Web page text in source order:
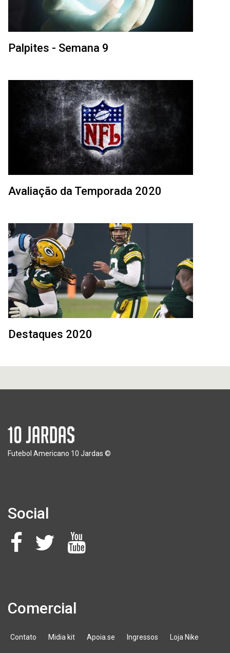
Palpites - Semana 9
Avaliação da Temporada 2020
Destaques 2020
Futebol Americano 10 Jardas ©
Social
Comercial
Contato Midia kit Apoia.se Ingressos Loja Nike